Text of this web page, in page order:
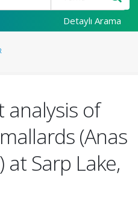
Detaylı Arama
analysis of
(Anas
Sarp Lake,